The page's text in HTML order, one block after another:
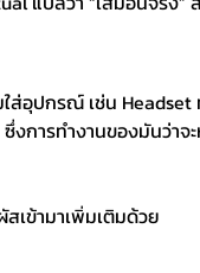
ส่อุปกรณ์ เช่น Headset
การทำงานของมันว่าจ
เข้ามาเพิ่มเติมด้วย